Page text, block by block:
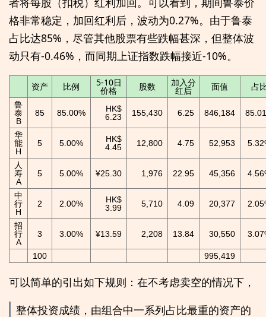
格非常稳定，加回红利后，波动为0.27%。由于鲁泰
占比达85%，尽管其他股票有些跌幅甚深，但整体波
动只有-0.46%，而同期上证指数跌幅接近-10%。
资产 比例 5-10日
价格 股数 加入分
红后 面值 占
鲁
泰
B
85 85.00%
HK$
6.23
155,430 6.25 846,184
华
能
H
5 5.00%
HK$
4.45
12,800 4.75 52,953
人
寿
A
5 5.00% ¥25.30 1,976 22.95 45,356
中
行
H
2 2.00%
HK$
3.99
5,710 4.09 20,377
招
行
A
3 3.00% ¥13.59 2,208 13.84 30,550
100 995,419
可以简单的引出如下规则：在不考虑卖空的情况下，
整体投资成绩，由组合中一系列占比最重的资产的